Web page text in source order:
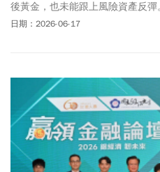
後黃金，也未能跟上風險資產反
桿風險，以及量子運算對加密安全
日期：2026-06-17